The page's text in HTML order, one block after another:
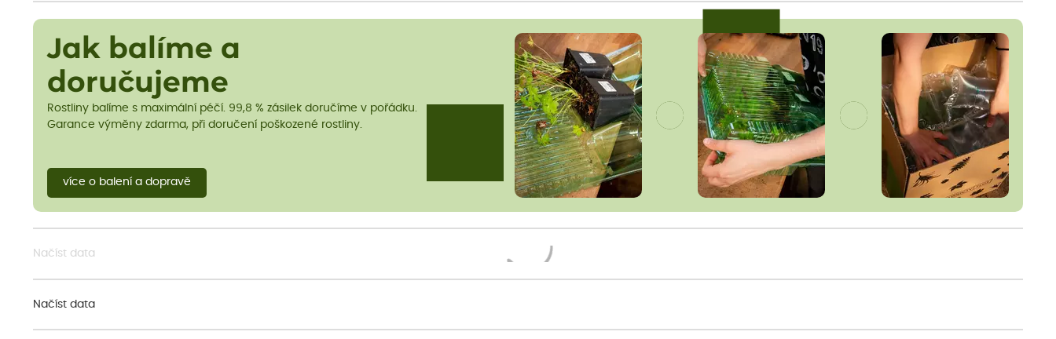
Jak balíme a
doručujeme
Rostliny balíme s maximální péčí. 99,8 % zásilek doručíme v pořádku.
Garance výměny zdarma, při doručení poškozené rostliny.
více o balení a dopravě
Načíst data
Načíst data